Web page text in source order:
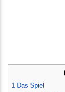
1 Das Spiel